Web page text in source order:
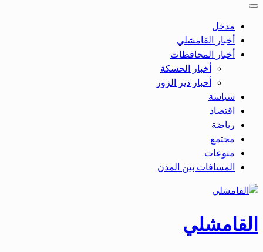
مدخل
أخبار القامشلي
أخبار المحافظات
أخبار الحسكة
أحبار دير الزور
سياسة
اقتصاد
رياضة
مجتمع
منوعات
المسافات بين المدن
القامشلي